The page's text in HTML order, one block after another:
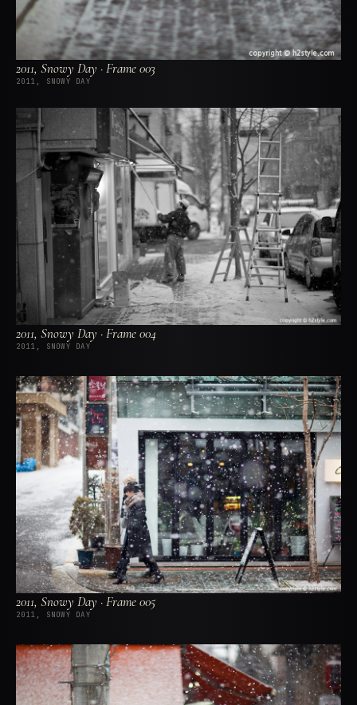
2011, Snowy Day · Frame 003
2011, SNOWY DAY
2011, Snowy Day · Frame 004
2011, SNOWY DAY
2011, Snowy Day · Frame 005
2011, SNOWY DAY